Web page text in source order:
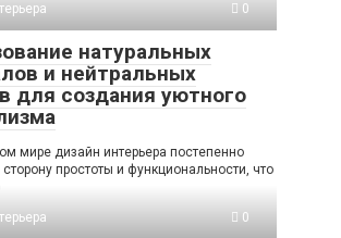
0
натуральных
и нейтральных
для создания уютного
мире дизайн интерьера постепенно
простоты и функциональности, что
0